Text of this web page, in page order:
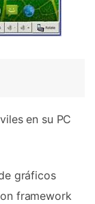
en su PC
gráficos
framework